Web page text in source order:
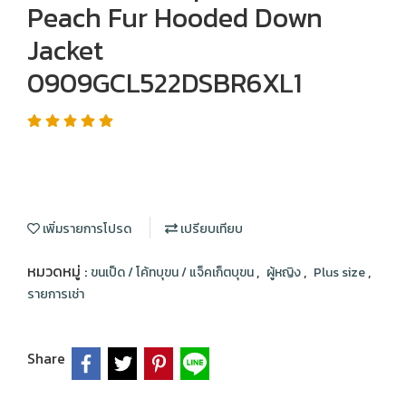
Peach Fur Hooded Down
Jacket
0909GCL522DSBR6XL1
เพิ่มรายการโปรด เปรียบเทียบ
หมวดหมู่ : ขนเป็ด / โค้ทบุขน / แจ็คเก็ตบุขน, ผู้หญิง, Plus size,
รายการเช่า
Share